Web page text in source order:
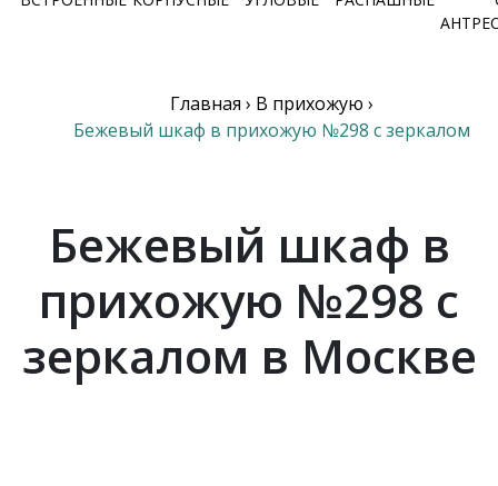
Главная › В прихожую ›
Бежевый шкаф в прихожую №298 с зеркалом
Бежевый шкаф в
прихожую №298 с
зеркалом в Москве